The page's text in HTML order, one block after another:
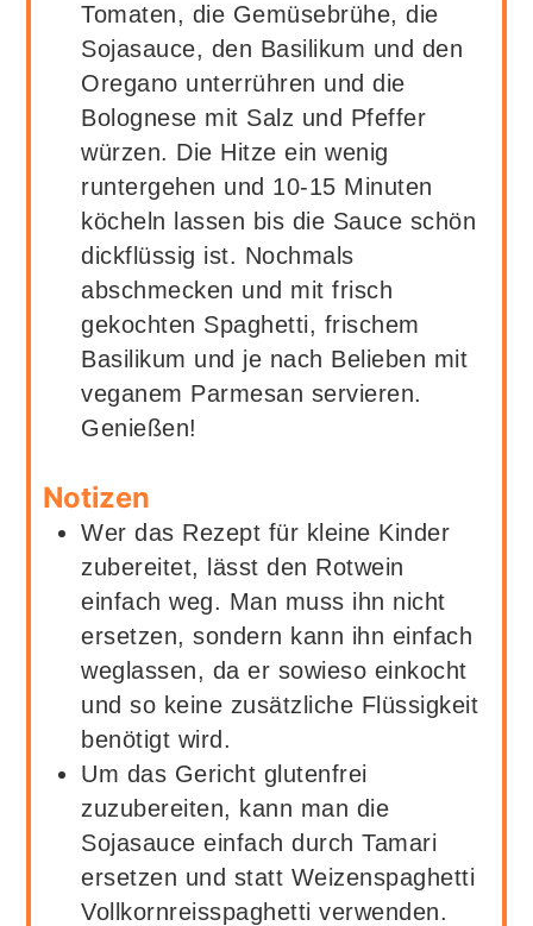
Tomaten, die Gemüsebrühe, die
Sojasauce, den Basilikum und den
Oregano unterrühren und die
Bolognese mit Salz und Pfeffer
würzen. Die Hitze ein wenig
runtergehen und 10-15 Minuten
köcheln lassen bis die Sauce schön
dickflüssig ist. Nochmals
abschmecken und mit frisch
gekochten Spaghetti, frischem
Basilikum und je nach Belieben mit
veganem Parmesan servieren.
Genießen!
Notizen
Wer das Rezept für kleine Kinder
zubereitet, lässt den Rotwein
einfach weg. Man muss ihn nicht
ersetzen, sondern kann ihn einfach
weglassen, da er sowieso einkocht
und so keine zusätzliche Flüssigkeit
benötigt wird.
Um das Gericht glutenfrei
zuzubereiten, kann man die
Sojasauce einfach durch Tamari
ersetzen und statt Weizenspaghetti
Vollkornreisspaghetti verwenden.